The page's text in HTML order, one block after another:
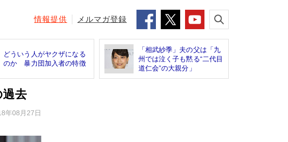
情報提供 メルマガ登録
どういう人がヤクザになる
のか 暴力団加入者の特徴
「相武紗季」夫の父は「九
州では泣く子も黙る“二代目
道仁会”の大親分」
過去
年08月27日